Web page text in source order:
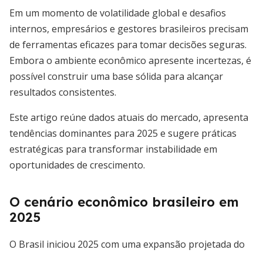
Em um momento de volatilidade global e desafios
internos, empresários e gestores brasileiros precisam
de ferramentas eficazes para tomar decisões seguras.
Embora o ambiente econômico apresente incertezas, é
possível construir uma base sólida para alcançar
resultados consistentes.
Este artigo reúne dados atuais do mercado, apresenta
tendências dominantes para 2025 e sugere práticas
estratégicas para transformar instabilidade em
oportunidades de crescimento.
O cenário econômico brasileiro em
2025
O Brasil iniciou 2025 com uma expansão projetada do